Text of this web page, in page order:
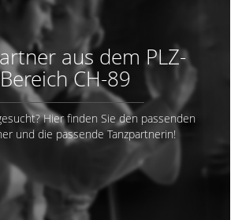
aus dem PLZ-
Bereich CH-89
Hier finden Sie den passenden
und die passende Tanzpartnerin!